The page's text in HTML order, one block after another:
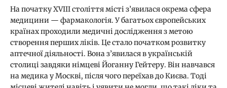
На початку XVIII століття місті з’явилася окрема сфера
медицини — фармакологія. У багатьох європейських
країнах проходили медичні дослідження з метою
створення перших ліків. Це стало початком розвитку
аптечної діяльності. Вона з’явилася в українській
столиці завдяки німцеві Йоганну Гейтеру. Він навчався
на медика у Москві, після чого переїхав до Києва. Тоді